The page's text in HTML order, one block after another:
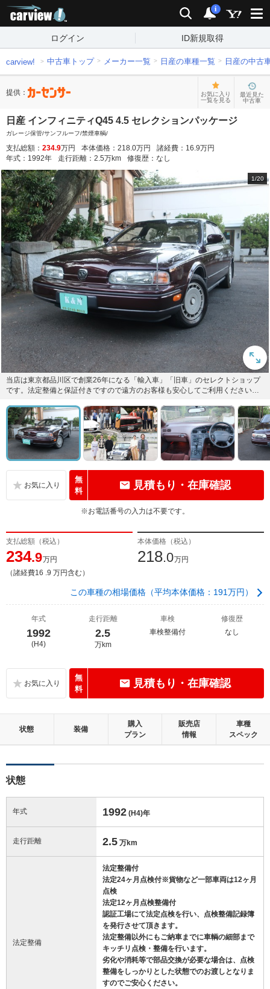
検索 通知
i
ログイン ID新規取得
carview! 中古車トップ メーカー一覧 日産の車種一覧 日産の中古
提供：
お気に入り
一覧を見る
最近見た
中古車
日産 インフィニティQ45 4.5 セレクションパッケージ
ガレージ保管/サンフルーフ/禁煙車輌/
支払総額： 234.9万円 本体価格： 218.0万円 諸経費： 16.9万円
年式： 1992年 走行距離： 2.5万km 修復歴： なし
1/20
当店は東京都品川区で創業26年になる「輸入車」「旧車」のセレクトショップ
です。法定整備と保証付きですので遠方のお客様も安心してご利用ください。
無
料
見積もり・在庫確認
※お電話番号の入力は不要です。
支払総額（税込）
234.9万円
（諸経費16 .9 万円含む）
本体価格（税込）
218.0万円
この車種の相場価格（平均本体価格：191万円）
年式
1992
(H4)
走行距離
2.5
万km
車検
車検整備付
修復歴
なし
無
料
見積もり・在庫確認
状態 装備
購入
プラン
販売店
情報
車種
スペック
状態
年式 1992 (H4)年
走行距離 2.5 万km
法定整備
法定整備付
法定24ヶ月点検付※貨物など一部車両は12ヶ月
点検
法定12ヶ月点検整備付
認証工場にて法定点検を行い、点検整備記録簿
を発行させて頂きます。
法定整備以外にもご納車までに車輌の細部まで
キッチリ点検・整備を行います。
劣化や消耗等で部品交換が必要な場合は、点検
整備をしっかりとした状態でのお渡しとなりま
すのでご安心ください。